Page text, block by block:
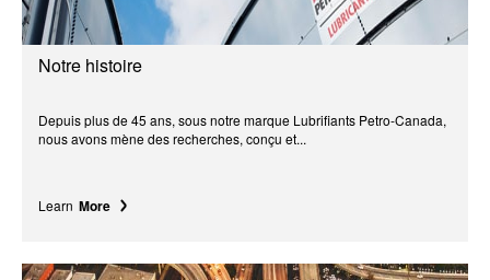
Notre histoire
Depuis plus de 45 ans, sous notre marque Lubrifiants Petro-Canada,
nous avons mène des recherches, conçu et...
Learn More